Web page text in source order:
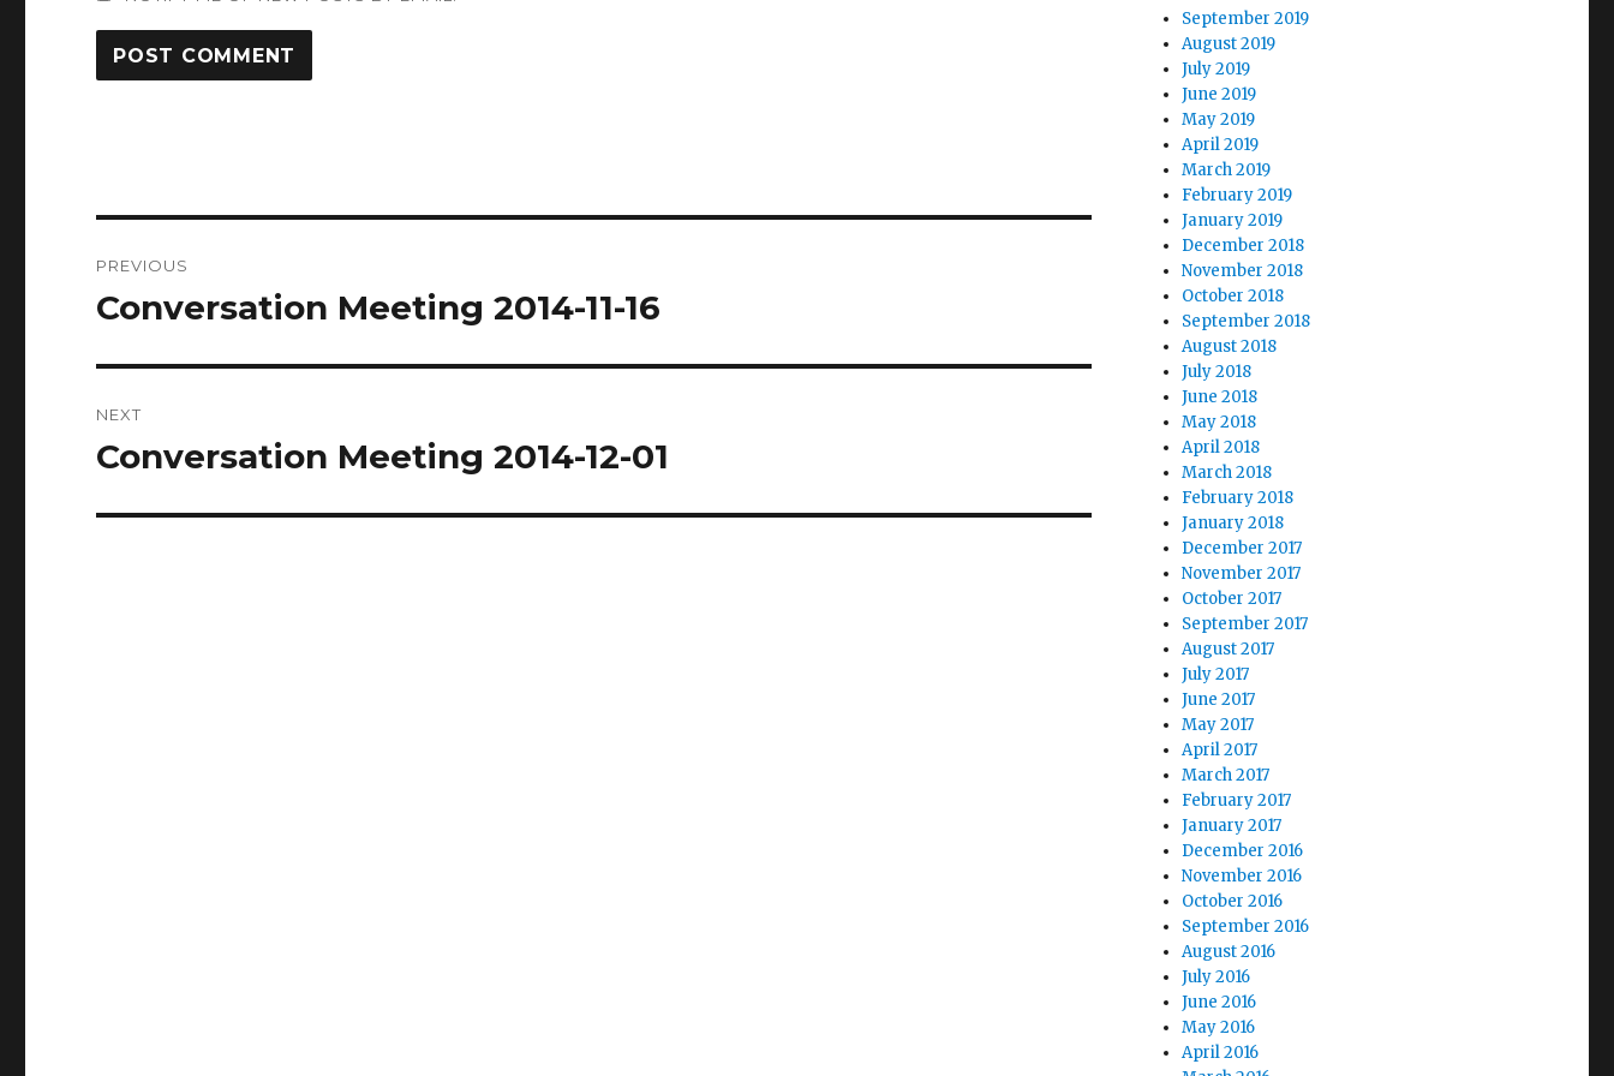
navigation
PREVIOUS
Previous
Conversation Meeting 2014-11-16
NEXT
Next
Conversation Meeting 2014-12-01
September 2019
August 2019
July 2019
June 2019
May 2019
April 2019
March 2019
February 2019
January 2019
December 2018
November 2018
October 2018
September 2018
August 2018
July 2018
June 2018
May 2018
April 2018
March 2018
February 2018
January 2018
December 2017
November 2017
October 2017
September 2017
August 2017
July 2017
June 2017
May 2017
April 2017
March 2017
February 2017
January 2017
December 2016
November 2016
October 2016
September 2016
August 2016
July 2016
June 2016
May 2016
April 2016